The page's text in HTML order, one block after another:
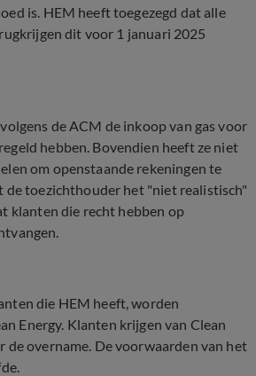
is. HEM heeft toegezegd dat alle
dit voor 1 januari 2025
de ACM de inkoop van gas voor
hebben. Bovendien heeft ze niet
om openstaande rekeningen te
de toezichthouder het "niet realistisch"
klanten die recht hebben op
die HEM heeft, worden
Energy. Klanten krijgen van Clean
de overname. De voorwaarden van het